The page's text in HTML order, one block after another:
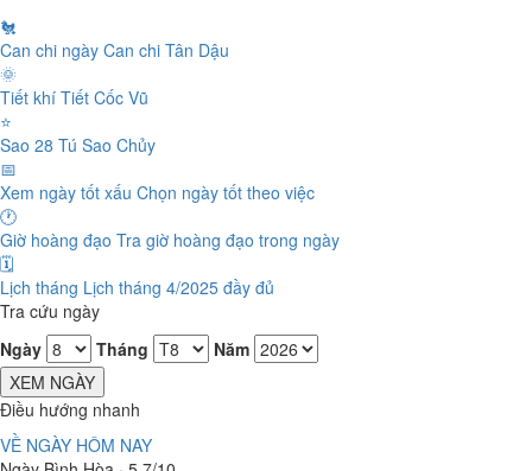
🐔
Can chi ngày Can chi Tân Dậu
🌞
Tiết khí Tiết Cốc Vũ
⭐
Sao 28 Tú Sao Chủy
📅
Xem ngày tốt xấu Chọn ngày tốt theo việc
🕐
Giờ hoàng đạo Tra giờ hoàng đạo trong ngày
🗓️
Lịch tháng Lịch tháng 4/2025 đầy đủ
Tra cứu ngày
Ngày
Tháng
Năm
XEM NGÀY
Điều hướng nhanh
VỀ NGÀY HÔM NAY